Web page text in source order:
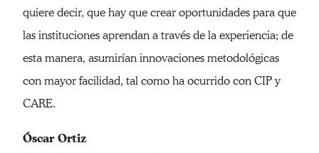
quiere decir, que hay que crear oportunidades para que
las instituciones aprendan a través de la experiencia; de
esta manera, asumirían innovaciones metodológicas
con mayor facilidad, tal como ha ocurrido con CIP y
CARE.
Óscar Ortiz